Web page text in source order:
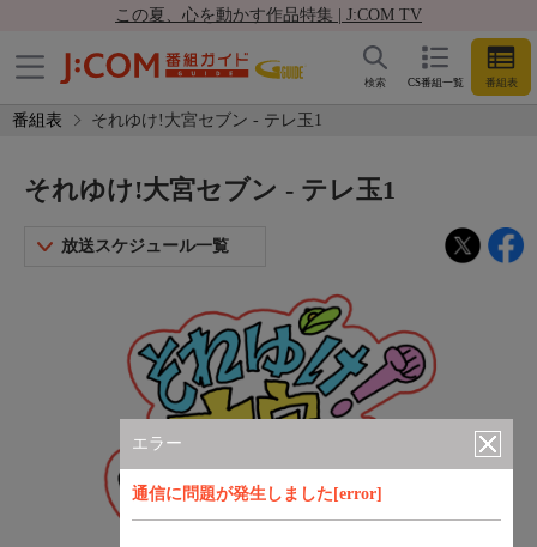
この夏、心を動かす作品特集 | J:COM TV
CS番組一覧 番組表
検索
番組表 それゆけ!大宮セブン - テレ玉1
エラー
通信に問題が発生しました[error]
それゆけ!大宮セブン - テレ玉1
放送スケジュール一覧